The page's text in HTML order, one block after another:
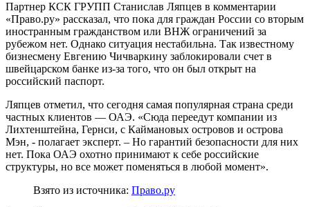
Партнер КСК ГРУПП Станислав Ляпцев в комментарии
«Право.ру» рассказал, что пока для граждан России со вторым
иностранным гражданством или ВНЖ ограничений за
рубежом нет. Однако ситуация нестабильна. Так известному
бизнесмену Евгению Чичваркину заблокировали счет в
швейцарском банке из-за того, что он был открыт на
российский паспорт.
Ляпцев отметил, что сегодня самая популярная страна среди
частных клиентов — ОАЭ. «Сюда переедут компании из
Лихтенштейна, Гернси, с Каймановых островов и острова
Мэн, - полагает эксперт. – Но гарантий безопасности для них
нет. Пока ОАЭ охотно принимают к себе российские
структуры, но все может поменяться в любой момент».
Взято из источника: Право.ру